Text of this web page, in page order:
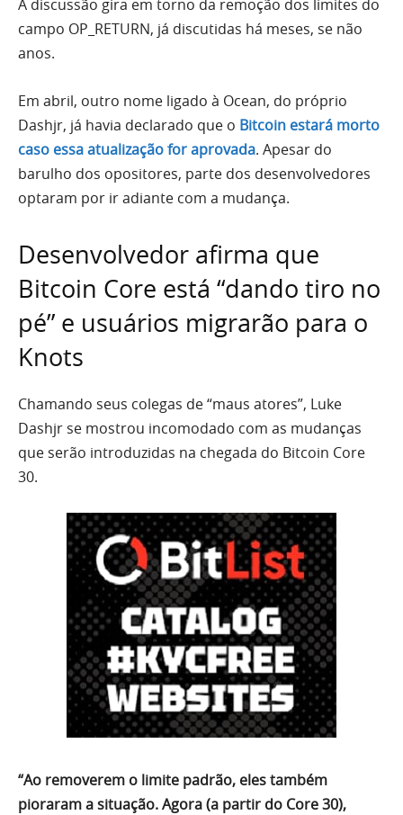
A discussão gira em torno da remoção dos limites do
campo OP_RETURN, já discutidas há meses, se não
anos.
Em abril, outro nome ligado à Ocean, do próprio
Dashjr, já havia declarado que o Bitcoin estará morto
caso essa atualização for aprovada. Apesar do
barulho dos opositores, parte dos desenvolvedores
optaram por ir adiante com a mudança.
Desenvolvedor afirma que
Bitcoin Core está “dando tiro no
pé” e usuários migrarão para o
Knots
Chamando seus colegas de “maus atores”, Luke
Dashjr se mostrou incomodado com as mudanças
que serão introduzidas na chegada do Bitcoin Core
30.
“Ao removerem o limite padrão, eles também
pioraram a situação. Agora (a partir do Core 30),